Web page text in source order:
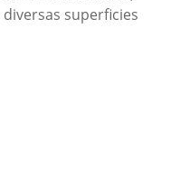
superficies